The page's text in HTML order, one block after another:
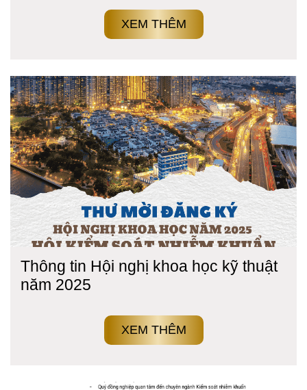
XEM THÊM
Thông tin Hội nghị khoa học kỹ thuật
năm 2025
XEM THÊM